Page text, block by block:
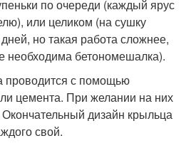
по очереди (каждый ярус
или целиком (на сушку
но такая работа сложнее,
необходима бетономешалка).
проводится с помощью
цемента. При желании на них
дизайн крыльца
свой.